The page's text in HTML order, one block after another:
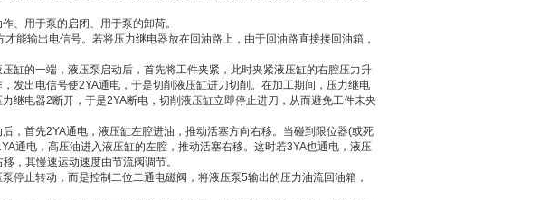
用于泵的启闭、用于泵的卸荷。
输出电信号。若将压力继电器放在回油路上，由于回油路直接接回油箱，
的一端，液压泵启动后，首先将工件夹紧，此时夹紧液压缸的右腔压力升
发出电信号使2YA通电，于是切削液压缸进刀切削。在加工期间，压力继电
继电器2断开，于是2YA断电，切削液压缸立即停止进刀，从而避免工件未夹
首先2YA通电，液压缸左腔进油，推动活塞方向右移。当碰到限位器(或死
通电，高压油进入液压缸的左腔，推动活塞右移。这时若3YA也通电，液压
，其慢速运动速度由节流阀调节。
止转动，而是控制二位二通电磁阀，将液压泵5输出的压力油流回油箱，